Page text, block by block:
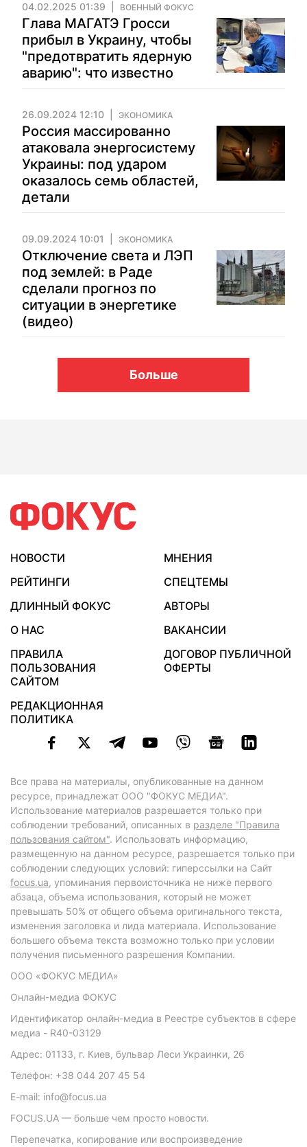
04.02.2025 01:39 ВОЕННЫЙ ФОКУС
Глава МАГАТЭ Гросси
прибыл в Украину, чтобы
"предотвратить ядерную
аварию": что известно
26.09.2024 12:10 ЭКОНОМИКА
Россия массированно
атаковала энергосистему
Украины: под ударом
оказалось семь областей,
детали
09.09.2024 10:01 ЭКОНОМИКА
Отключение света и ЛЭП
под землей: в Раде
сделали прогноз по
ситуации в энергетике
(видео)
Больше
НОВОСТИ
МНЕНИЯ
РЕЙТИНГИ
СПЕЦТЕМЫ
ДЛИННЫЙ ФОКУС
АВТОРЫ
О НАС
ВАКАНСИИ
ПРАВИЛА
ПОЛЬЗОВАНИЯ
САЙТОМ
ДОГОВОР ПУБЛИЧНОЙ
ОФЕРТЫ
РЕДАКЦИОННАЯ
ПОЛИТИКА
Все права на материалы, опубликованные на данном
ресурсе, принадлежат ООО "ФОКУС МЕДИА".
Использование материалов разрешается только при
соблюдении требований, описанных в разделе "Правила
пользования сайтом". Использовать информацию,
размещенную на данном ресурсе, разрешается только при
соблюдении следующих условий: гиперссылки на Сайт
focus.ua, упоминания первоисточника не ниже первого
абзаца, объема использования, который не может
превышать 50% от общего объема оригинального текста,
изменения заголовка и лида материала. Использование
большего объема текста возможно только при условии
получения письменного разрешения Компании.
ООО «ФОКУС МЕДИА»
Онлайн-медиа ФОКУС
Идентификатор онлайн-медиа в Реестре субъектов в сфере
медиа - R40-03129
Адрес: 01133, г. Киев, бульвар Леси Украинки, 26
Телефон: +38 044 207 45 54
E-mail: info@focus.ua
FOCUS.UA — больше чем просто новости.
Перепечатка, копирование или воспроизведение